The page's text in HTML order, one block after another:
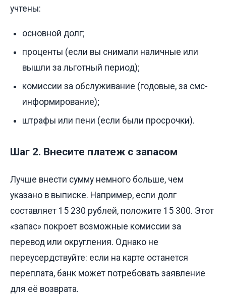
учтены:
основной долг;
проценты (если вы снимали наличные или
вышли за льготный период);
комиссии за обслуживание (годовые, за смс-
информирование);
штрафы или пени (если были просрочки).
Шаг 2. Внесите платеж с запасом
Лучше внести сумму немного больше, чем
указано в выписке. Например, если долг
составляет 15 230 рублей, положите 15 300. Этот
«запас» покроет возможные комиссии за
перевод или округления. Однако не
переусердствуйте: если на карте останется
переплата, банк может потребовать заявление
для её возврата.